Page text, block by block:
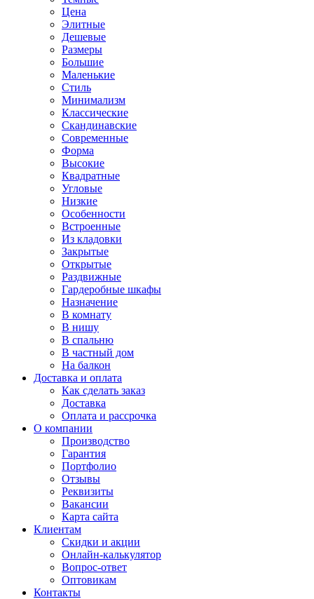
Цена
Элитные
Дешевые
Размеры
Большие
Маленькие
Стиль
Минимализм
Классические
Скандинавские
Современные
Форма
Высокие
Квадратные
Угловые
Низкие
Особенности
Встроенные
Из кладовки
Закрытые
Открытые
Раздвижные
Гардеробные шкафы
Назначение
В комнату
В нишу
В спальню
В частный дом
На балкон
Доставка и оплата
Как сделать заказ
Доставка
Оплата и рассрочка
О компании
Производство
Гарантия
Портфолио
Отзывы
Реквизиты
Вакансии
Карта сайта
Клиентам
Скидки и акции
Онлайн-калькулятор
Вопрос-ответ
Оптовикам
Контакты